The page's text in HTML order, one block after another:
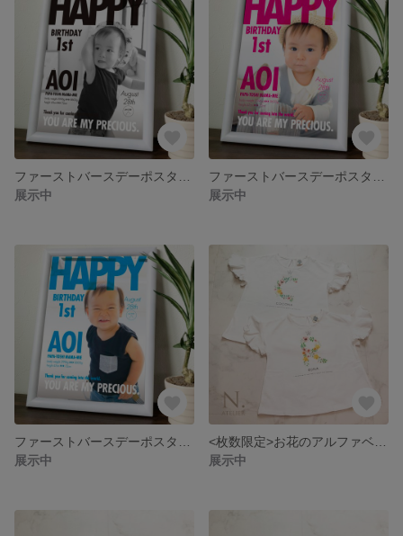
展示中
展示中
展示中
展示中